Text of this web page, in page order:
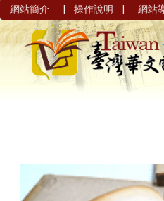
網站簡介 | 操作說明 | 網站